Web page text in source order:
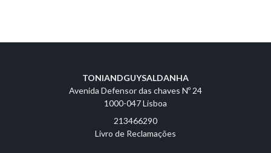
TONIANDGUYSALDANHA
Avenida Defensor das chaves Nº 24
1000-047 Lisboa
213466290
Livro de Reclamações